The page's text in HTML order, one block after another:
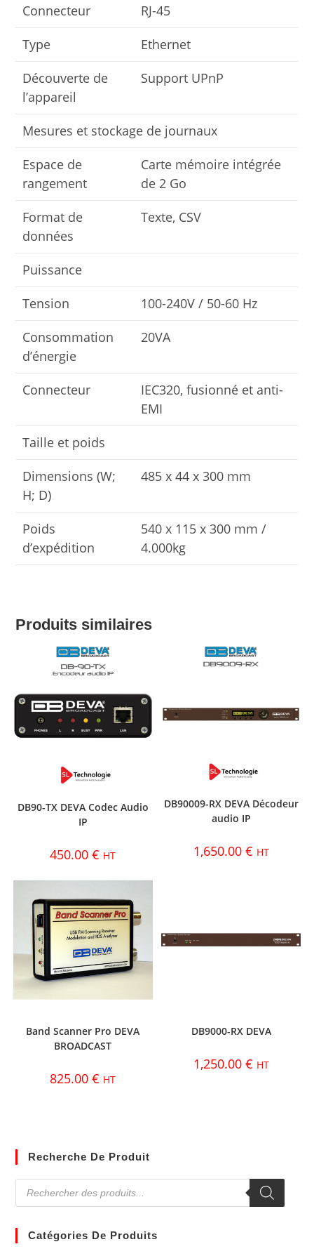
Connecteur
RJ-45
Type
Ethernet
Découverte de
l’appareil
Support UPnP
Mesures et stockage de journaux
Espace de
rangement
Carte mémoire intégrée
de 2 Go
Format de
données
Texte, CSV
Puissance
Tension
100-240V / 50-60 Hz
Consommation
d’énergie
20VA
Connecteur
IEC320, fusionné et anti-
EMI
Taille et poids
Dimensions (W;
H; D)
485 x 44 x 300 mm
Poids
d’expédition
540 x 115 x 300 mm /
4.000kg
Produits similaires
DB90-TX DEVA Codec Audio
IP
450.00€ HT
DB90009-RX DEVA Décodeur
audio IP
1,650.00 € HT
Band Scanner Pro DEVA
BROADCAST
825.00€ HT
DB9000-RX DEVA
1,250.00 € HT
Recherche De Produit
Catégories De Produits